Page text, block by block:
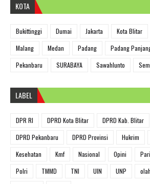
KOTA
Bukittinggi Dumai Jakarta Kota Blitar
Malang
Medan Padang Padang
Pekanbaru
SURABAYA Sawahlunto
LABEL
DPR RI DPRD Kota Blitar DPRD Kab. Blitar
DPRD Pekanbaru
DPRD Provinsi Hukrim
Kesehatan
Kmf Nasional Opini
Polri
TMMD TNI UIN UNP